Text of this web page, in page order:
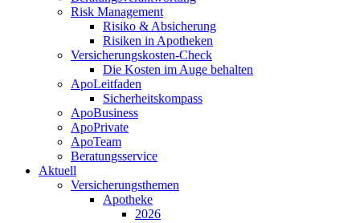
Risk Management
Risiko & Absicherung
Risiken in Apotheken
Versicherungskosten-Check
Die Kosten im Auge behalten
ApoLeitfaden
Sicherheitskompass
ApoBusiness
ApoPrivate
ApoTeam
Beratungsservice
Aktuell
Versicherungsthemen
Apotheke
2026